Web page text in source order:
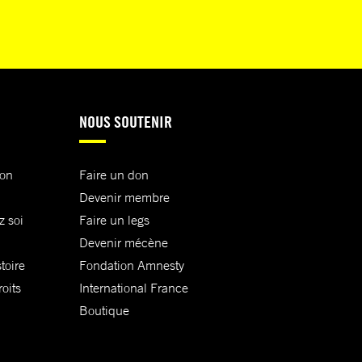
soi
NOUS SOUTENIR
Faire un don
Devenir membre
Faire un legs
Devenir mécène
Fondation Amnesty
International France
Boutique